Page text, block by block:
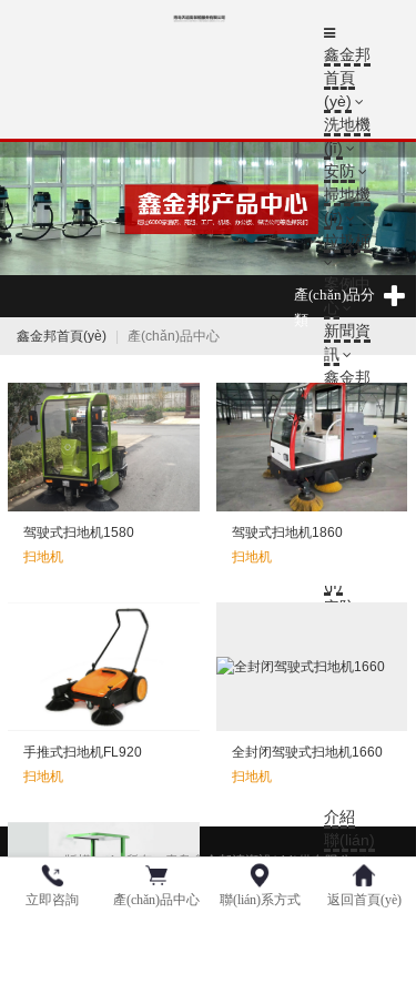
鑫金邦
首頁
(yè)
洗地機
(jī)
安防
掃地機
(jī)
垃圾桶
案例中
心
新聞資
訊
鑫金邦
介紹
聯(lián)
系方式
鑫金邦
首頁
(yè)
(jī)
安防
垃圾桶
新聞資
介紹
聯(lián)
系方式
產(chǎn)品分
類
鑫金邦首頁(yè) 產(chǎn)品中心
驾驶式扫地机1580
扫地机
驾驶式扫地机1860
扫地机
手推式扫地机FL920
扫地机
全封闭驾驶式扫地机1660
扫地机
版權(quán)所有：青島鑫金邦清潔設(shè)備有限公
魯ICP備18003485號(hào)-1
立即咨詢 產(chǎn)品中心 聯(lián)系方式 返回首頁(yè)